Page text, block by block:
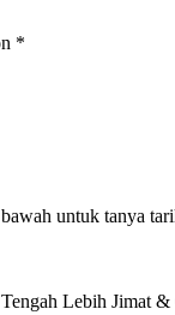
*
untuk tanya
Lebih Jimat &